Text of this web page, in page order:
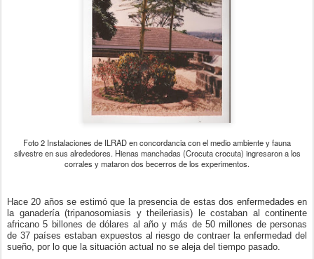
Foto 2 Instalaciones de ILRAD en concordancia con el medio ambiente y fauna
silvestre en sus alrededores. Hienas manchadas (Crocuta crocuta) ingresaron a los
corrales y mataron dos becerros de los experimentos.
Hace 20 años se estimó que la presencia de estas dos enfermedades en
la ganadería (tripanosomiasis y theileriasis) le costaban al continente
africano 5 billones de dólares al año y más de 50 millones de personas
de 37 países estaban expuestos al riesgo de contraer la enfermedad del
sueño, por lo que la situación actual no se aleja del tiempo pasado.